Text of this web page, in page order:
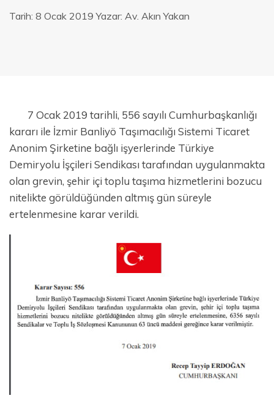
Tarih: 8 Ocak 2019 Yazar: Av. Akın Yakan
7 Ocak 2019 tarihli, 556 sayılı Cumhurbaşkanlığı
kararı ile İzmir Banliyö Taşımacılığı Sistemi Ticaret
Anonim Şirketine bağlı işyerlerinde Türkiye
Demiryolu İşçileri Sendikası tarafından uygulanmakta
olan grevin, şehir içi toplu taşıma hizmetlerini bozucu
nitelikte görüldüğünden altmış gün süreyle
ertelenmesine karar verildi.